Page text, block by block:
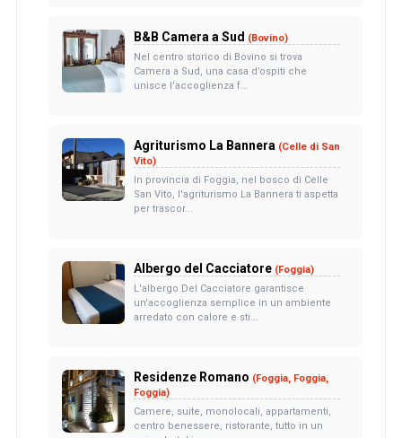
B&B Camera a Sud (Bovino)
Nel centro storico di Bovino si trova
Camera a Sud, una casa d’ospiti che
unisce l’accoglienza f...
Agriturismo La Bannera (Celle di San
Vito)
In provincia di Foggia, nel bosco di Celle
San Vito, l'agriturismo La Bannera ti aspetta
per trascor...
Albergo del Cacciatore (Foggia)
L'albergo Del Cacciatore garantisce
un'accoglienza semplice in un ambiente
arredato con calore e sti...
Residenze Romano (Foggia, Foggia,
Foggia)
Camere, suite, monolocali, appartamenti,
centro benessere, ristorante, tutto in un